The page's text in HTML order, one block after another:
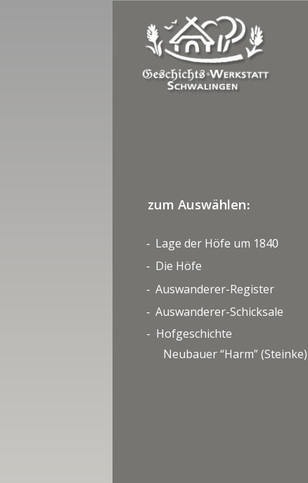
- Lage der Höfe um 1840
- Die Höfe
- Auswanderer-Register
- Auswanderer-Schicksale
zum Auswählen:
-  Hofgeschichte
Neubauer “Harm” (Steinke)